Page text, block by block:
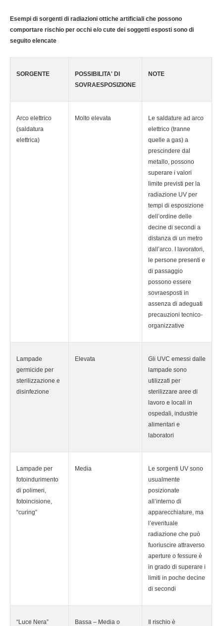
Esempi di sorgenti di radiazioni ottiche artificiali che possono
comportare rischio per occhi e/o cute dei soggetti esposti sono di
seguito elencate
SORGENTE
POSSIBILITA' DI
SOVRAESPOSIZIONE
NOTE
Arco elettrico
(saldatura
elettrica)
Molto elevata
Le saldature ad arco
elettrico (tranne
quelle a gas) a
prescindere dal
metallo, possono
superare i valori
limite previsti per la
radiazione UV per
tempi di esposizione
dell’ordine delle
decine di secondi a
distanza di un metro
dall’arco. I lavoratori,
le persone presenti e
di passaggio
possono essere
sovraesposti in
assenza di adeguati
precauzioni tecnico-
organizzative
Lampade
germicide per
sterilizzazione e
disinfezione
Elevata
Gli UVC emessi dalle
lampade sono
utilizzati per
sterilizzare aree di
lavoro e locali in
ospedali, industrie
alimentari e
laboratori
Lampade per
fotoindurimento
di polimeri,
fotoincisione,
“curing”
Media
Le sorgenti UV sono
usualmente
posizionate
all’interno di
apparecchiature, ma
l’eventuale
radiazione che può
fuoriuscire attraverso
aperture o fessure è
in grado di superare i
limiti in poche decine
di secondi
“Luce Nera”
Bassa – Media o
Il rischio è